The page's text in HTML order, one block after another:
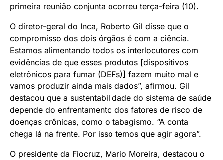
primeira reunião conjunta ocorreu terça-feira (10).
O diretor-geral do Inca, Roberto Gil disse que o
compromisso dos dois órgãos é com a ciência.
Estamos alimentando todos os interlocutores com
evidências de que esses produtos [dispositivos
eletrônicos para fumar (DEFs)] fazem muito mal e
vamos produzir ainda mais dados”, afirmou. Gil
destacou que a sustentabilidade do sistema de saúde
depende do enfrentamento dos fatores de risco de
doenças crônicas, como o tabagismo. “A conta
chega lá na frente. Por isso temos que agir agora”.
O presidente da Fiocruz, Mario Moreira, destacou o